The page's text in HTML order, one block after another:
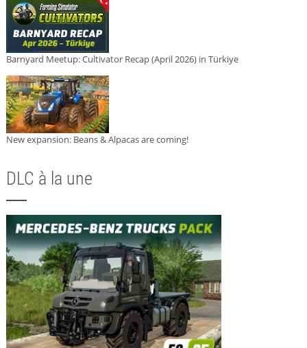
Barnyard Meetup: Cultivator Recap (April 2026) in Türkiye
New expansion: Beans & Alpacas are coming!
DLC à la une